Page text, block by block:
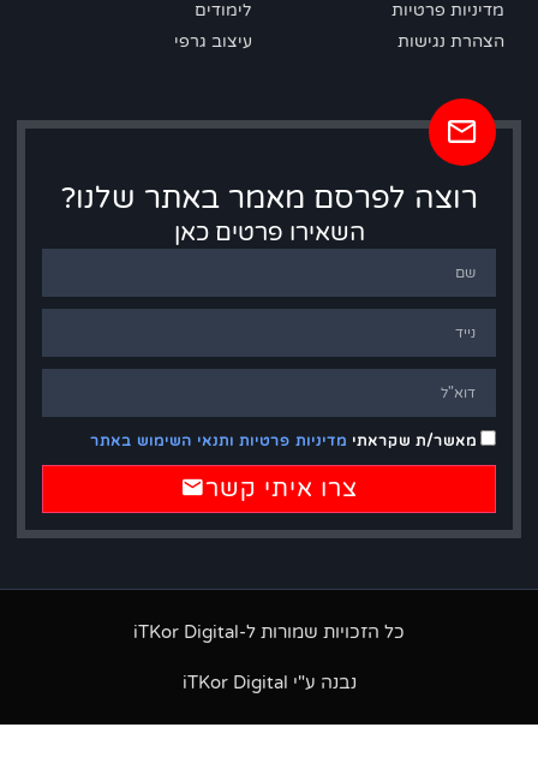
מדיניות פרטיות
הצהרת נגישות
לימודים
עיצוב גרפי
רוצה לפרסם מאמר באתר שלנו?
השאירו פרטים כאן
מאשר/ת שקראתימדיניות פרטיות ותנאי השימוש באתר
צרו איתי קשר
כל הזכויות שמורות ל-iTKor Digital
נבנה ע"י iTKor Digital